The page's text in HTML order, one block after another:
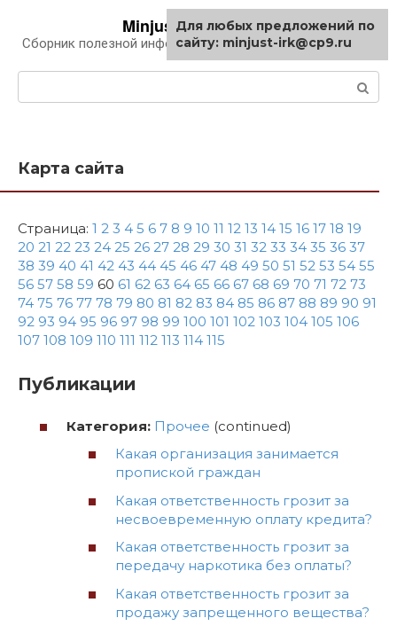
контенту
Minjust-irk.ru
Сборник полезной информации про автомобили
Карта сайта
Страница: 1 2 3 4 5 6 7 8 9 10 11 12 13 14 15 16 17 18 19
20 21 22 23 24 25 26 27 28 29 30 31 32 33 34 35 36 37
38 39 40 41 42 43 44 45 46 47 48 49 50 51 52 53 54 55
56 57 58 59 60 61 62 63 64 65 66 67 68 69 70 71 72 73
74 75 76 77 78 79 80 81 82 83 84 85 86 87 88 89 90 91
92 93 94 95 96 97 98 99 100 101 102 103 104 105 106
107 108 109 110 111 112 113 114 115
Публикации
Категория: Прочее (continued)
Какая организация занимается
пропиской граждан
Какая ответственность грозит за
несвоевременную оплату кредита?
Какая ответственность грозит за
передачу наркотика без оплаты?
Какая ответственность грозит за
продажу запрещенного вещества?
Для любых предложений по
сайту: minjust-irk@cp9.ru